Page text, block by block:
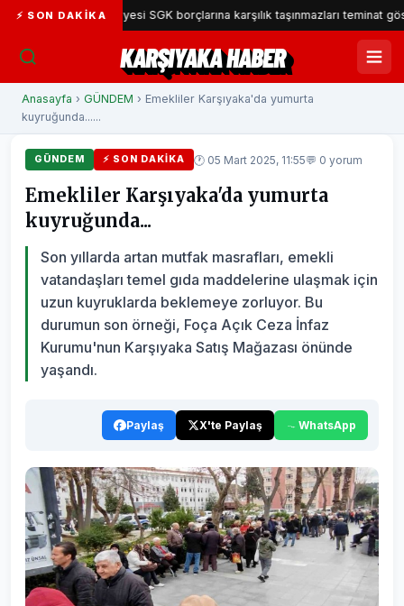
⚡ SON DAKIKA
Belediyesi SGK borçlarına karşılık taşınmazları teminat gösterecek
KARŞIYAKA HABER
Anasayfa › GÜNDEM › Emekliler Karşıyaka'da yumurta
kuyruğunda......
GÜNDEM ⚡ SON DAKIKA 🕐 05 Mart 2025, 11:55💬 0 yorum
Emekliler Karşıyaka'da yumurta
kuyruğunda...
Son yıllarda artan mutfak masrafları, emekli
vatandaşları temel gıda maddelerine ulaşmak için
uzun kuyruklarda beklemeye zorluyor. Bu
durumun son örneği, Foça Açık Ceza İnfaz
Kurumu'nun Karşıyaka Satış Mağazası önünde
yaşandı.
Paylaş X'te Paylaş WhatsApp